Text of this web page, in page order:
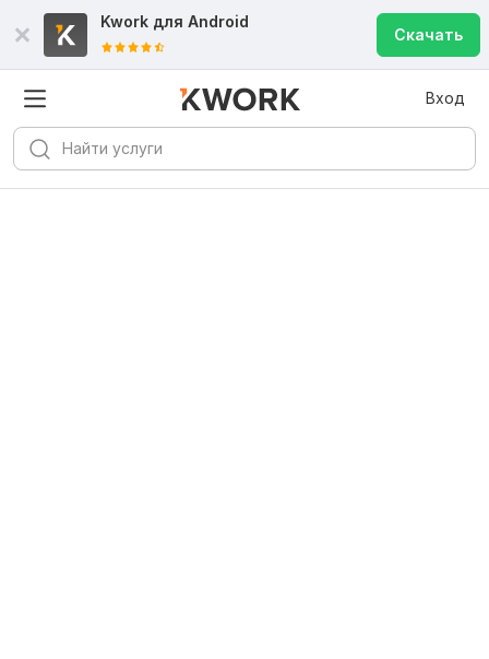
Kwork для Android
Скачать
Вход